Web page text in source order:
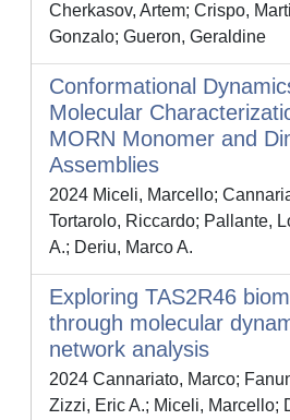
Cherkasov, Artem; Crispo,
Gonzalo; Gueron, Geraldine
Conformational
Molecular
MORN Monomer and
Assemblies
2024 Miceli, Marcello;
Tortarolo, Riccardo; Pallante,
A.; Deriu, Marco A.
Exploring TAS2R46
through molecular
network analysis
2024 Cannariato, Marco;
Zizzi, Eric A.; Miceli, Marcello;